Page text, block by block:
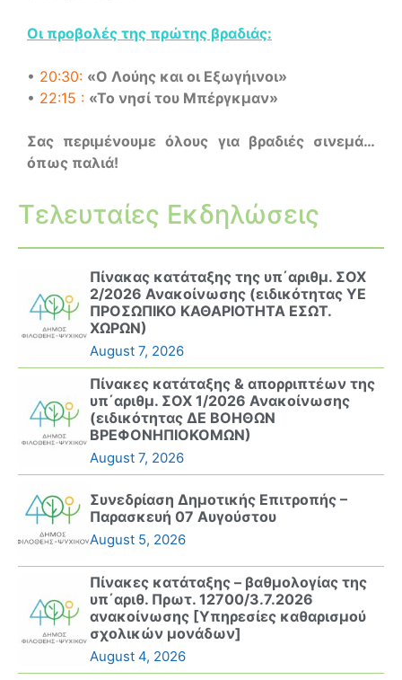
Οι προβολές της πρώτης βραδιάς:
• 20:30: «Ο Λούης και οι Εξωγήινοι»
• 22:15 : «Το νησί του Μπέργκμαν»
Σας περιμένουμε όλους για βραδιές σινεμά…
όπως παλιά!
Τελευταίες Εκδηλώσεις
Πίνακας κατάταξης της υπ΄αριθμ. ΣΟΧ
2/2026 Ανακοίνωσης (ειδικότητας ΥΕ
ΠΡΟΣΩΠΙΚΟ ΚΑΘΑΡΙΟΤΗΤΑ ΕΣΩΤ.
ΧΩΡΩΝ)
August 7, 2026
Πίνακες κατάταξης & απορριπτέων της
υπ΄αριθμ. ΣΟΧ 1/2026 Ανακοίνωσης
(ειδικότητας ΔΕ ΒΟΗΘΩΝ
ΒΡΕΦΟΝΗΠΙΟΚΟΜΩΝ)
August 7, 2026
Συνεδρίαση Δημοτικής Επιτροπής –
Παρασκευή 07 Αυγούστου
August 5, 2026
Πίνακες κατάταξης – βαθμολογίας της
υπ΄αριθ. Πρωτ. 12700/3.7.2026
ανακοίνωσης [Υπηρεσίες καθαρισμού
σχολικών μονάδων]
August 4, 2026